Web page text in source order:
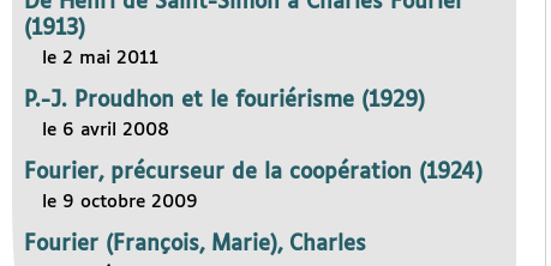
(1913)
le 2 mai 2011
P.-J. Proudhon et le fouriérisme (1929)
le 6 avril 2008
Fourier, précurseur de la coopération (1924)
le 9 octobre 2009
Fourier (François, Marie), Charles